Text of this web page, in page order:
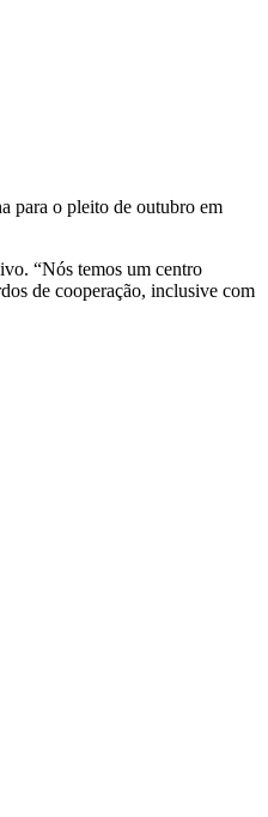
para o pleito de outubro em
“Nós temos um centro
de cooperação, inclusive com